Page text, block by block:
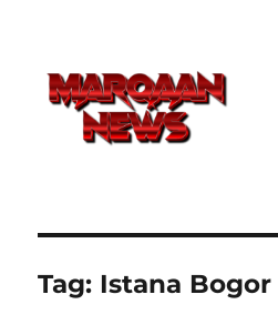
Tag: Istana Bogor